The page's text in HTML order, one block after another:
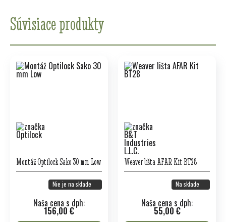
Súvisiace produkty
Montáž Optilock Sako 30 mm Low
Nie je na sklade
Naša cena s dph:
156,00 €
Weaver lišta AFAR Kit BT28
Na sklade
Naša cena s dph:
55,00 €